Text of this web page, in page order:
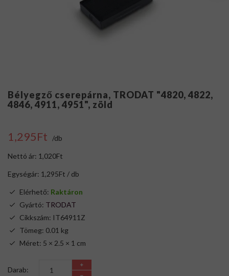
Bélyegző cserepárna, TRODAT "4820, 4822,
4846, 4911, 4951", zöld
1,295Ft /db
Nettó ár: 1,020Ft
Egységár: 1,295Ft / db
Elérhető: Raktáron
Gyártó: TRODAT
Cikkszám: IT64911Z
Tömeg: 0.01 kg
Méret: 5 × 2.5 × 1 cm
Darab: